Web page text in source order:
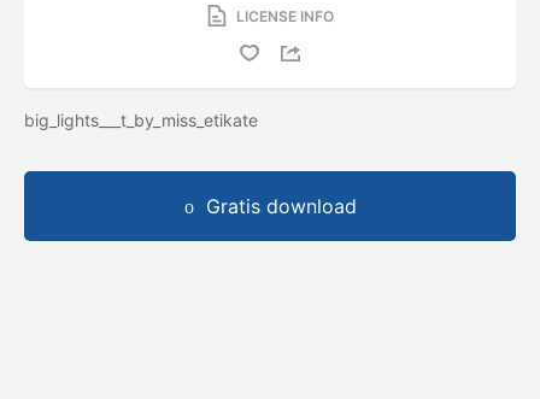
LICENSE INFO
big_lights___t_by_miss_etikate
Gratis download